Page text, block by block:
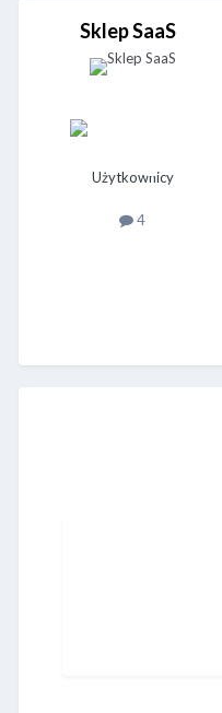
Sklep SaaS
Użytkownicy
4